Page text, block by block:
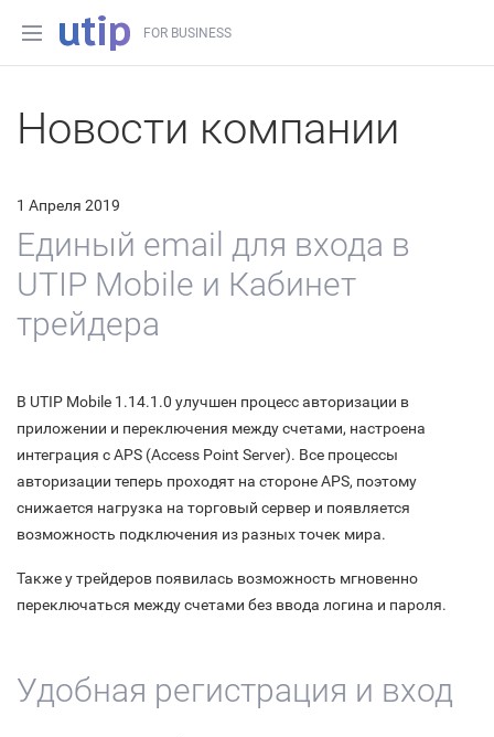
FOR BUSINESS
Новости компании
1 Апреля 2019
Единый email для входа в
UTIP Mobile и Кабинет
трейдера
В UTIP Mobile 1.14.1.0 улучшен процесс авторизации в
приложении и переключения между счетами, настроена
интеграция с APS (Access Point Server). Все процессы
авторизации теперь проходят на стороне APS, поэтому
снижается нагрузка на торговый сервер и появляется
возможность подключения из разных точек мира.
Также у трейдеров появилась возможность мгновенно
переключаться между счетами без ввода логина и пароля.
Удобная регистрация и вход